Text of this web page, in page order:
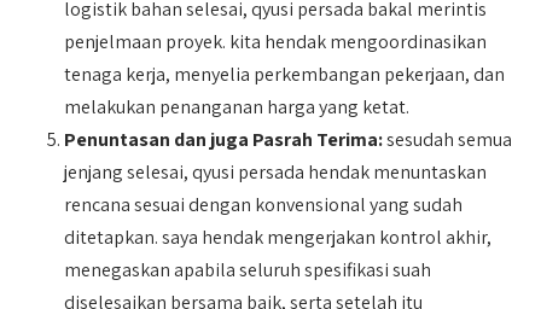
logistik bahan selesai, qyusi persada bakal merintis
penjelmaan proyek. kita hendak mengoordinasikan
tenaga kerja, menyelia perkembangan pekerjaan, dan
melakukan penanganan harga yang ketat.
Penuntasan dan juga Pasrah Terima:sesudah semua
jenjang selesai, qyusi persada hendak menuntaskan
rencana sesuai dengan konvensional yang sudah
ditetapkan. saya hendak mengerjakan kontrol akhir,
menegaskan apabila seluruh spesifikasi suah
diselesaikan bersama baik, serta setelah itu